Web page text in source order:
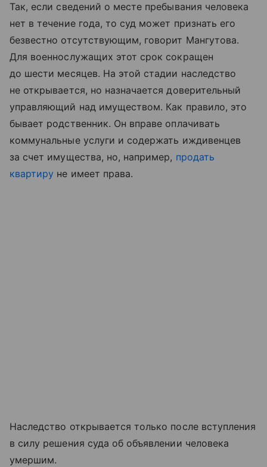
Так, если сведений о месте пребывания человека
нет в течение года, то суд может признать его
безвестно отсутствующим, говорит Мангутова.
Для военнослужащих этот срок сокращен
до шести месяцев. На этой стадии наследство
не открывается, но назначается доверительный
управляющий над имуществом. Как правило, это
бывает родственник. Он вправе оплачивать
коммунальные услуги и содержать иждивенцев
за счет имущества, но, например, продать
квартиру не имеет права.
Наследство открывается только после вступления
в силу решения суда об объявлении человека
умершим.